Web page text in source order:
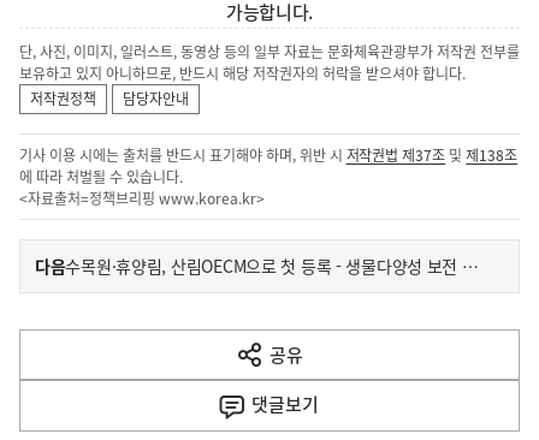
가능합니다.
단, 사진, 이미지, 일러스트, 동영상 등의 일부 자료는 문화체육관광부가 저작권 전부를
보유하고 있지 아니하므로, 반드시 해당 저작권자의 허락을 받으셔야 합니다.
저작권정책
담당자안내
기사 이용 시에는 출처를 반드시 표기해야 하며, 위반 시 저작권법 제37조 및제138조
에 따라 처벌될 수 있습니다.
<자료출처=정책브리핑 www.korea.kr>
이
전
다
음
다음기
사
수목원·휴양림, 산림OECM으로 첫 등록 - 생물다양성 보전 새 이정표
공유
열
기
댓글보기